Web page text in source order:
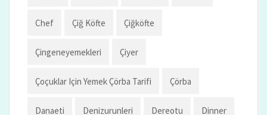
Chef Çiğ Köfte Çiğköfte
Çingeneyemekleri Çiyer
Çoçuklar Için Yemek Çörba Tarifi Çörba
Danaeti Denizurunleri Dereotu Dinner